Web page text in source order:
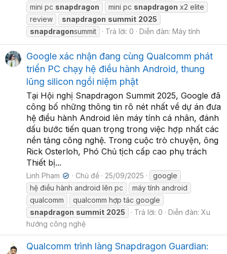
mini pc snapdragon mini pc snapdragon x2 elite
review
snapdragon summit 2025
snapdragonsummit Trả lời: 0 Diễn đàn: Máy tính
Google xác nhận đang cùng Qualcomm phát
triển PC chạy hệ điều hành Android, thung
lũng silicon ngồi niệm phật
Tại Hội nghị Snapdragon Summit 2025, Google đã
công bố những thông tin rõ nét nhất về dự án đưa
hệ điều hành Android lên máy tính cá nhân, đánh
dấu bước tiến quan trọng trong việc hợp nhất các
nền tảng công nghệ. Trong cuộc trò chuyện, ông
Rick Osterloh, Phó Chủ tịch cấp cao phụ trách
Thiết bị...
Linh Pham ✔ Chủ đề 25/09/2025
google
hệ điều hành android lên pc
máy tính android
qualcomm
qualcomm hợp tác google
snapdragon summit 2025 Trả lời: 0 Diễn đàn: Xu
hướng công nghệ
Qualcomm trình làng Snapdragon Guardian: